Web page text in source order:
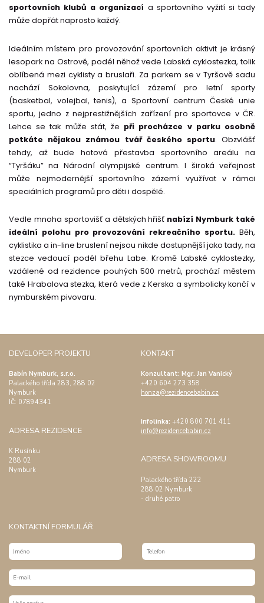
sportovních klubů a organizací a sportovního vyžití si tady
může dopřát naprosto každý.
Ideálním místem pro provozování sportovních aktivit je krásný
lesopark na Ostrově, podél něhož vede Labská cyklostezka, tolik
oblíbená mezi cyklisty a bruslaři. Za parkem se v Tyršově sadu
nachází Sokolovna, poskytující zázemí pro letní sporty
(basketbal, volejbal, tenis), a Sportovní centrum České unie
sportu, jedno z nejprestižnějších zařízení pro sportovce v ČR.
Lehce se tak může stát, že při procházce v parku osobně
potkáte nějakou známou tvář českého sportu. Obzvlášť
tehdy, až bude hotová přestavba sportovního areálu na
“Tyršáku” na Národní olympijské centrum. I široká veřejnost
může nejmodernější sportovního zázemí využívat v rámci
speciálních programů pro děti i dospělé.
Vedle mnoha sportovišť a dětských hřišť nabízí Nymburk také
ideální polohu pro provozování rekreačního sportu. Běh,
cyklistika a in-line bruslení nejsou nikde dostupnější jako tady, na
stezce vedoucí podél břehu Labe. Kromě Labské cyklostezky,
vzdálené od rezidence pouhých 500 metrů, prochází městem
také Hrabalova stezka, která vede z Kerska a symbolicky končí v
nymburském pivovaru.
DEVELOPER PROJEKTU
Babín Nymburk, s.r.o.
Palackého třída 283, 288 02
Nymburk
IČ: 07894341
ADRESA REZIDENCE
K Rusínku
288 02
Nymburk
KONTAKT
Konzultant: Mgr. Jan Vanický
+420 604 273 358
honza@rezidencebabin.cz
Infolinka: +420 800 701 411
info@rezidencebabin.cz
ADRESA SHOWROOMU
Palackého třída 222
288 02 Nymburk
- druhé patro
KONTAKTNÍ FORMULÁŘ